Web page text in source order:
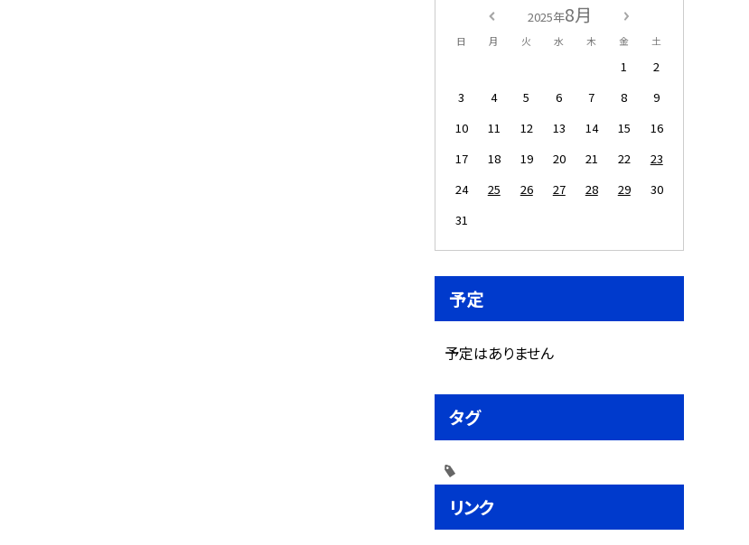
2025年8月
日 月 火 水 木 金 土
1
2
3
4 5 6 7 8
9
10
11 12 13 14 15
16
17
18 19 20 21 22
23
24
25 26 27 28 29
30
31
予定
予定はありません
タグ
リンク